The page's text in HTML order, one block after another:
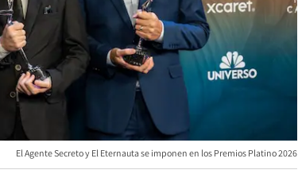
El Agente Secreto y El Eternauta se imponen en los Premios Platino 2026